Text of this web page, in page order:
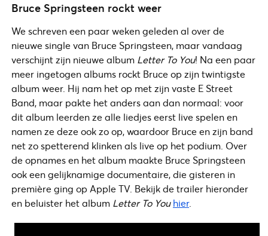
Bruce Springsteen rockt weer
We schreven een paar weken geleden al over de
nieuwe single van Bruce Springsteen, maar vandaag
verschijnt zijn nieuwe album Letter To You! Na een paar
meer ingetogen albums rockt Bruce op zijn twintigste
album weer. Hij nam het op met zijn vaste E Street
Band, maar pakte het anders aan dan normaal: voor
dit album leerden ze alle liedjes eerst live spelen en
namen ze deze ook zo op, waardoor Bruce en zijn band
net zo spetterend klinken als live op het podium. Over
de opnames en het album maakte Bruce Springsteen
ook een gelijknamige documentaire, die gisteren in
première ging op Apple TV. Bekijk de trailer hieronder
en beluister het album Letter To You hier.